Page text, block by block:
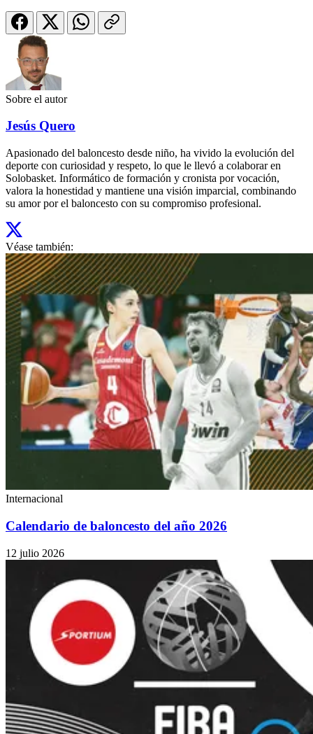
Sobre el autor
Jesús Quero
Apasionado del baloncesto desde niño, ha vivido la evolución del
deporte con curiosidad y respeto, lo que le llevó a colaborar en
Solobasket. Informático de formación y cronista por vocación,
valora la honestidad y mantiene una visión imparcial, combinando
su amor por el baloncesto con su compromiso profesional.
Véase también:
Internacional
Calendario de baloncesto del año 2026
12 julio 2026